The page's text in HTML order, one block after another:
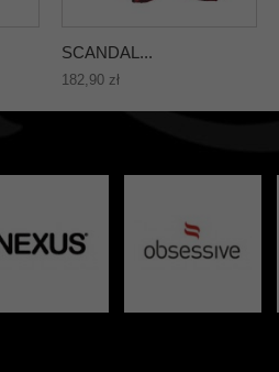
SCANDAL...
182,90 zł